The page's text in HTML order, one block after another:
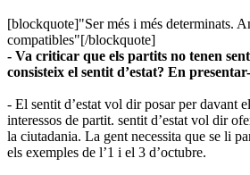
[blockquote]"Ser més i més determinats.
compatibles"[/blockquote]
- Va criticar que els partits no tenen
consisteix el sentit d’estat? En
- El sentit d’estat vol dir posar per davant
interessos de partit. sentit d’estat vol dir
la ciutadania. La gent necessita que se li
els exemples de l’1 i el 3 d’octubre.